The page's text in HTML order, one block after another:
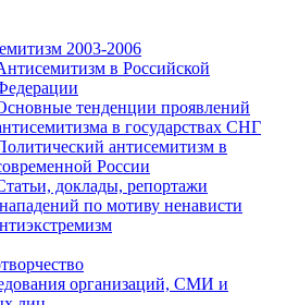
2003-2006
в Российской
тенденции проявлений
в государствах СНГ
антисемитизм в
России
доклады, репортажи
по мотиву ненависти
организаций, СМИ и